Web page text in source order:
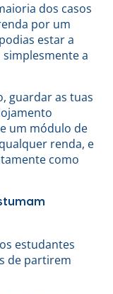
dos casos
por um
estar a
simplesmente a
guardar as tuas
um módulo de
renda, e
como
estudantes
de partirem